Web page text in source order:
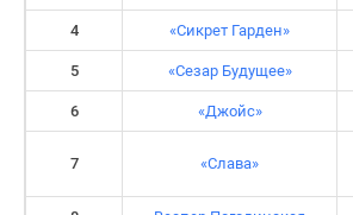
акции
4 «Сикрет Гарден»
5 «Сезар Будущее»
6 «Джойс»
7 «Слава»